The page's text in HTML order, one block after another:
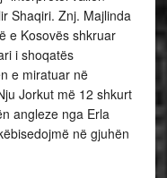
Shaqiri. Znj. Majlinda
e Kosovës shkruar
i shoqatës
e miratuar në
Jorkut më 12 shkurt
angleze nga Erla
në gjuhën